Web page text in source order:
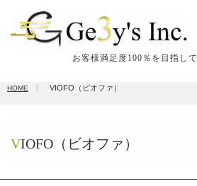
お客様満足度100％を目指して
HOME 〉 VIOFO（ビオファ）
VIOFO（ビオファ）